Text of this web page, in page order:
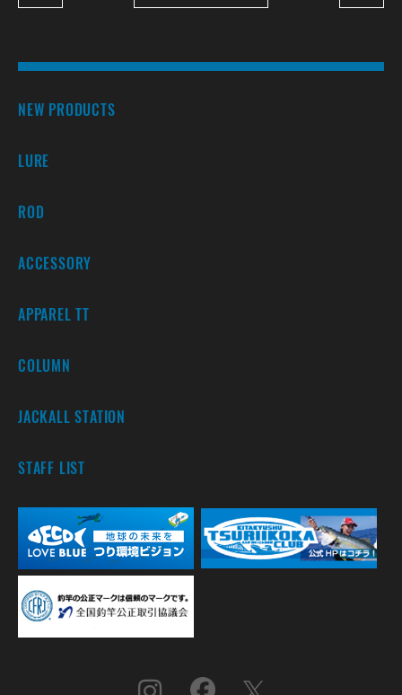
NEW PRODUCTS
LURE
ROD
ACCESSORY
APPAREL TT
COLUMN
JACKALL STATION
STAFF LIST